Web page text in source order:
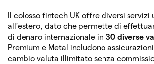
Il colosso fintech UK offre diversi
all’estero, dato che permette di
di denaro internazionale in 30 diverse
Premium e Metal includono
cambio valuta illimitato senza